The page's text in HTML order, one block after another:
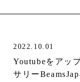
2022.10.01
Youtubeをアッ
サリー